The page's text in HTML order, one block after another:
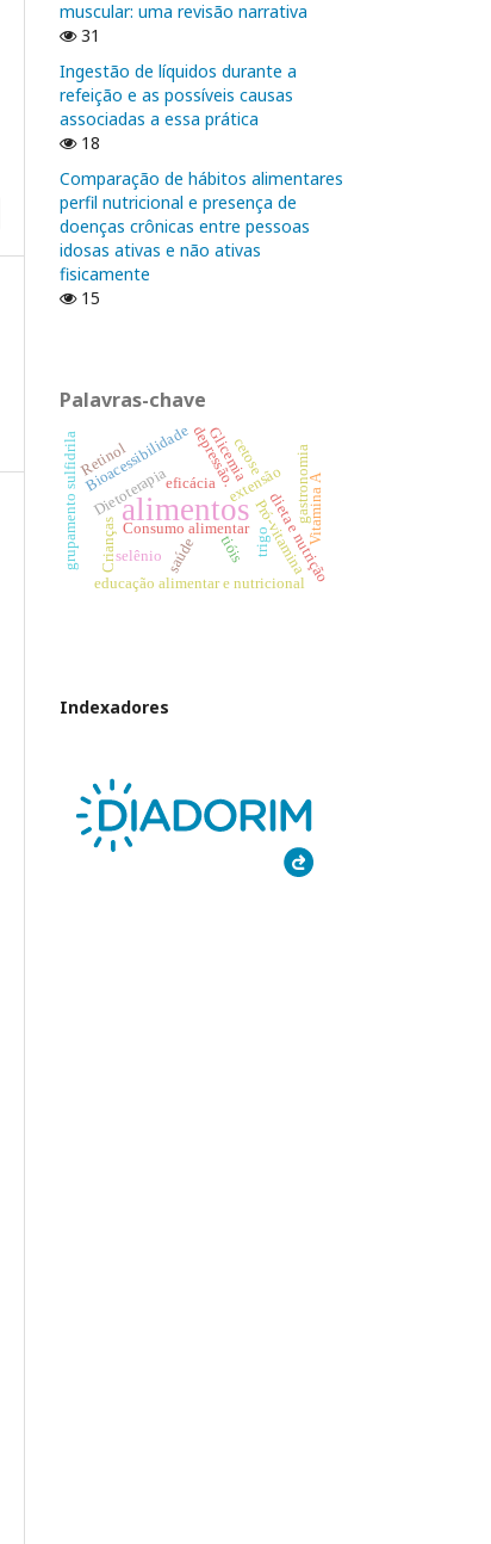
muscular: uma revisão narrativa
31
Ingestão de líquidos durante a
refeição e as possíveis causas
associadas a essa prática
18
Comparação de hábitos alimentares
perfil nutricional e presença de
doenças crônicas entre pessoas
idosas ativas e não ativas
fisicamente
15
Palavras-chave
alimentos
extensão
Pró-vitamina
educação alimentar e nutricional
dieta e nutrição
Dietoterapiaeficáciadepressão.
Bioacessibilidade
Consumo alimentar
Crianças
Retinol
selênio
Vitamina A
tióis trigo
grupamento sulfidrila Glicemia gastronomia
saúde
cetose
Indexadores